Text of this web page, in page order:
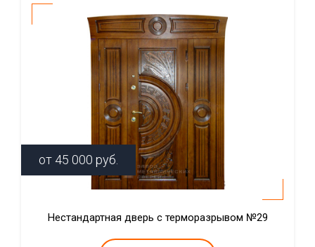
от 45 000 руб.
Нестандартная дверь с терморазрывом №29